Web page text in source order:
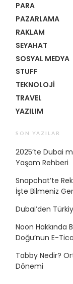
PARA
PAZARLAMA
RAKLAM
SEYAHAT
SOSYAL MEDYA
STUFF
TEKNOLOJI
TRAVEL
YAZILIM
SON YAZILAR
2025’te Dubai
Yaşam Rehberi
Snapchat’te
İşte Bilmeniz
Dubai’den
Noon Hakkında
Doğu’nun E-
Tabby Nedir?
Dönemi